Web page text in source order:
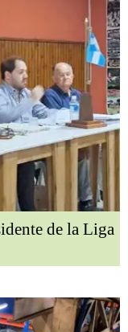
de la Liga